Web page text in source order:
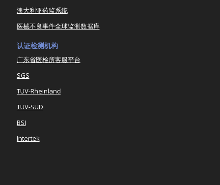
澳大利亚药监系统
医械不良事件全球监测数据库
认证检测机构
广东省医检所客服平台
SGS
TUV-Rheinland
TUV-SUD
BSI
Intertek